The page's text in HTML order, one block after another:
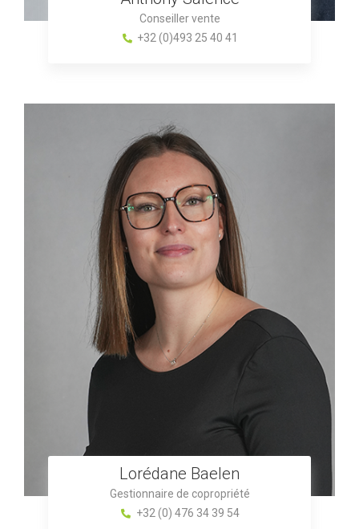
Conseiller vente
+32 (0)493 25 40 41
Lorédane Baelen
Gestionnaire de copropriété
+32 (0) 476 34 39 54